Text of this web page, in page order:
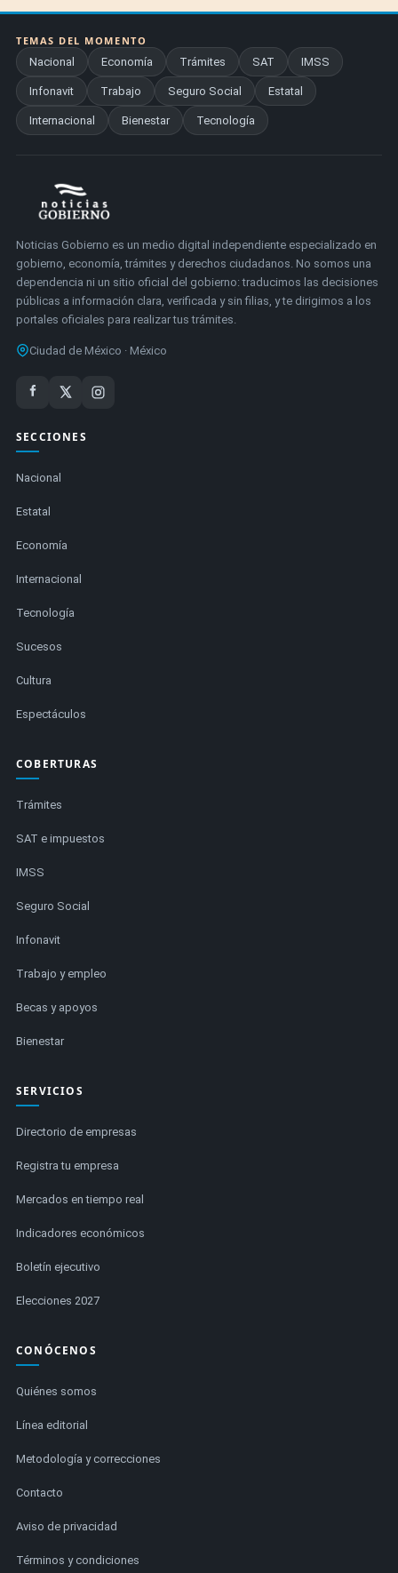
TEMAS DEL MOMENTO
Nacional
Economía Trámites SAT IMSS
Infonavit Trabajo Seguro Social Estatal
Internacional Bienestar Tecnología
Noticias Gobierno es un medio digital independiente especializado en
gobierno, economía, trámites y derechos ciudadanos. No somos una
dependencia ni un sitio oficial del gobierno: traducimos las decisiones
públicas a información clara, verificada y sin filias, y te dirigimos a los
portales oficiales para realizar tus trámites.
Ciudad de México · México
SECCIONES
Nacional
Estatal
Economía
Internacional
Tecnología
Sucesos
Cultura
Espectáculos
COBERTURAS
Trámites
SAT e impuestos
IMSS
Seguro Social
Infonavit
Trabajo y empleo
Becas y apoyos
Bienestar
SERVICIOS
Directorio de empresas
Registra tu empresa
Mercados en tiempo real
Indicadores económicos
Boletín ejecutivo
Elecciones 2027
CONÓCENOS
Quiénes somos
Línea editorial
Metodología y correcciones
Contacto
Aviso de privacidad
Términos y condiciones